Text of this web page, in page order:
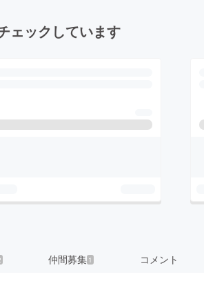
ェックしています
仲間募集 1 コメント